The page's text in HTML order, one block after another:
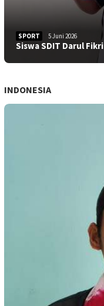
SPORT 5 Juni 2026
Siswa SDIT Darul
INDONESIA